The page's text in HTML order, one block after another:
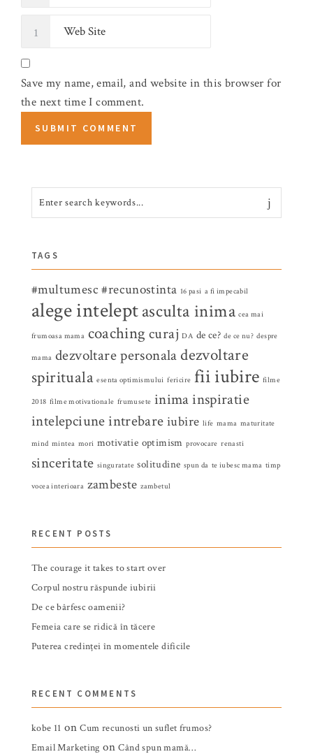
Save my name, email, and website in this browser for
the next time I comment.
TAGS
#multumesc #recunostinta 16 pasi a fi impecabil
alege inteleptasculta inima cea mai
frumoasa mama coaching curaj DA de ce? de ce nu? despre
mama dezvoltare personala dezvoltare
spirituala esenta optimismului fericire fii iubire filme
2018 filme motivationale frumusete inimainspiratie
intelepciuneintrebare iubire life mama maturitate
mind mintea mori motivatie optimism provocare renasti
sinceritate singuratate solitudine spun da te iubesc mama timp
vocea interioara zambeste zambetul
RECENT POSTS
The courage it takes to start over
Corpul nostru răspunde iubirii
De ce bârfesc oamenii?
Femeia care se ridică în tăcere
Puterea credinței în momentele dificile
RECENT COMMENTS
kobe 11 onCum recunosti un suflet frumos?
Email Marketing onCând spun mamă…